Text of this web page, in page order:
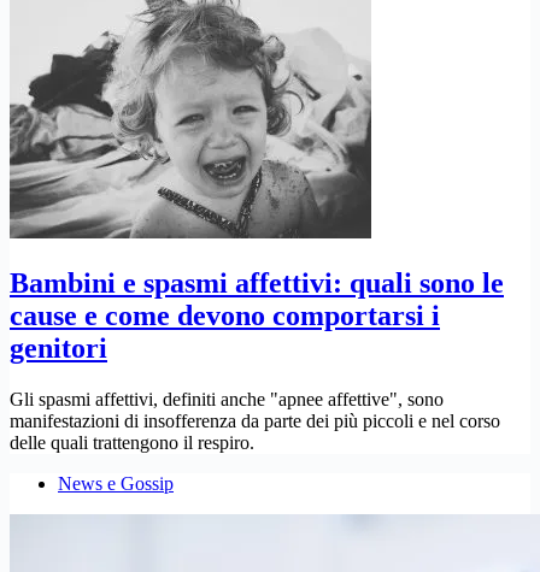
Bambini e spasmi affettivi: quali sono le
cause e come devono comportarsi i
genitori
Gli spasmi affettivi, definiti anche "apnee affettive", sono
manifestazioni di insofferenza da parte dei più piccoli e nel corso
delle quali trattengono il respiro.
News e Gossip